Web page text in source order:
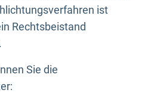
ist
Rechtsbeistand
Sie die